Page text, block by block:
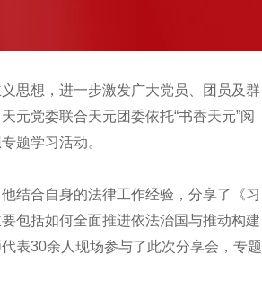
思想，进一步激发广大党员、团员及群
元党委联合天元团委依托“书香天元”阅
题学习活动。
结合自身的法律工作经验，分享了《习
包括如何全面推进依法治国与推动构建
表30余人现场参与了此次分享会，专题